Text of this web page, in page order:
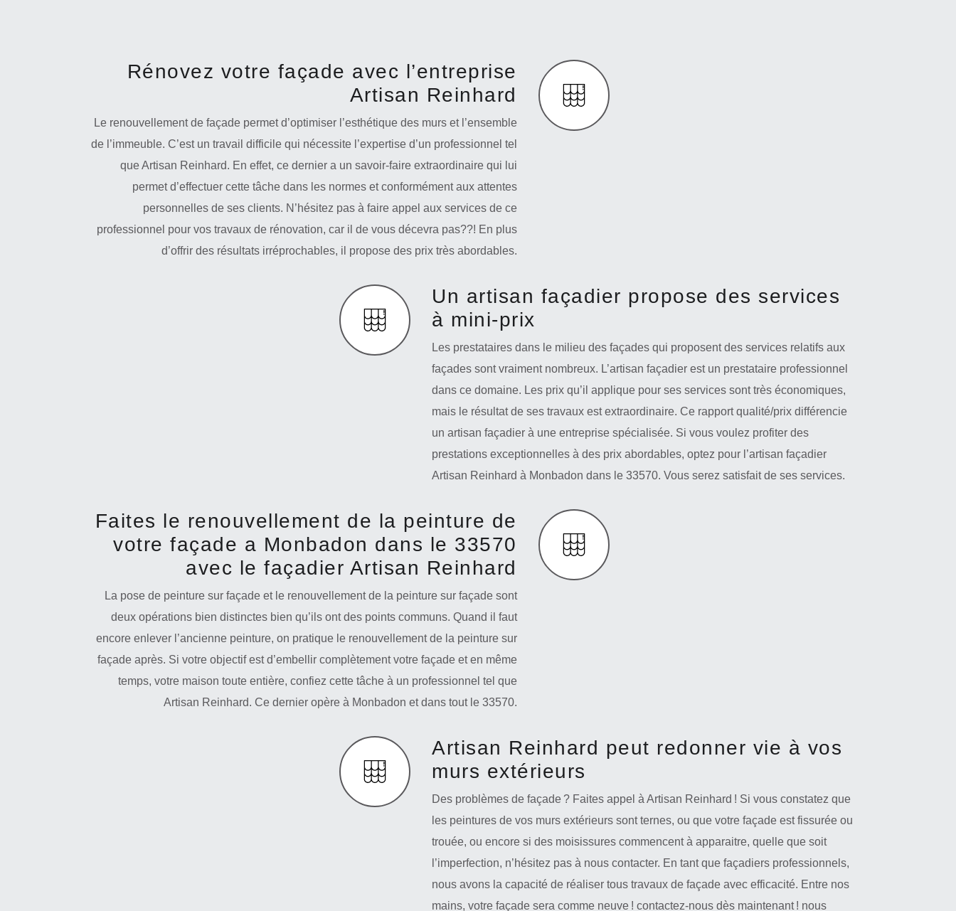
Rénovez votre façade avec l’entreprise
Artisan Reinhard
Le renouvellement de façade permet d’optimiser l’esthétique des murs et l’ensemble
de l’immeuble. C’est un travail difficile qui nécessite l’expertise d’un professionnel tel
que Artisan Reinhard. En effet, ce dernier a un savoir-faire extraordinaire qui lui
permet d’effectuer cette tâche dans les normes et conformément aux attentes
personnelles de ses clients. N’hésitez pas à faire appel aux services de ce
professionnel pour vos travaux de rénovation, car il de vous décevra pas??! En plus
d’offrir des résultats irréprochables, il propose des prix très abordables.
Un artisan façadier propose des services
à mini-prix
Les prestataires dans le milieu des façades qui proposent des services relatifs aux
façades sont vraiment nombreux. L’artisan façadier est un prestataire professionnel
dans ce domaine. Les prix qu’il applique pour ses services sont très économiques,
mais le résultat de ses travaux est extraordinaire. Ce rapport qualité/prix différencie
un artisan façadier à une entreprise spécialisée. Si vous voulez profiter des
prestations exceptionnelles à des prix abordables, optez pour l’artisan façadier
Artisan Reinhard à Monbadon dans le 33570. Vous serez satisfait de ses services.
Faites le renouvellement de la peinture de
votre façade a Monbadon dans le 33570
avec le façadier Artisan Reinhard
La pose de peinture sur façade et le renouvellement de la peinture sur façade sont
deux opérations bien distinctes bien qu’ils ont des points communs. Quand il faut
encore enlever l’ancienne peinture, on pratique le renouvellement de la peinture sur
façade après. Si votre objectif est d’embellir complètement votre façade et en même
temps, votre maison toute entière, confiez cette tâche à un professionnel tel que
Artisan Reinhard. Ce dernier opère à Monbadon et dans tout le 33570.
Artisan Reinhard peut redonner vie à vos
murs extérieurs
Des problèmes de façade ? Faites appel à Artisan Reinhard ! Si vous constatez que
les peintures de vos murs extérieurs sont ternes, ou que votre façade est fissurée ou
trouée, ou encore si des moisissures commencent à apparaitre, quelle que soit
l’imperfection, n’hésitez pas à nous contacter. En tant que façadiers professionnels,
nous avons la capacité de réaliser tous travaux de façade avec efficacité. Entre nos
mains, votre façade sera comme neuve ! contactez-nous dès maintenant ! nous